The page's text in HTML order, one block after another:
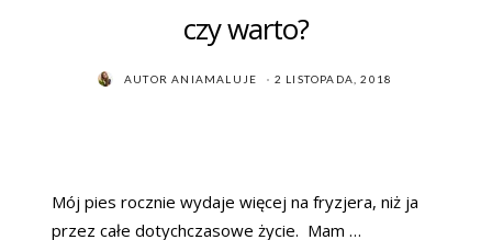
czy warto?
AUTORANIAMALUJE
POSTED
2 LISTOPADA, 2018
Mój pies rocznie wydaje więcej na fryzjera, niż ja
przez całe dotychczasowe życie. Mam …